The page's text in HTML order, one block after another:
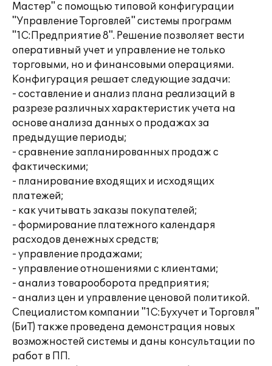
Мастер" с помощью типовой конфигурации
"Управление Торговлей" системы программ
"1С:Предприятие 8". Решение позволяет вести
оперативный учет и управление не только
торговыми, но и финансовыми операциями.
Конфигурация решает следующие задачи:
- составление и анализ плана реализаций в
разрезе различных характеристик учета на
основе анализа данных о продажах за
предыдущие периоды;
- сравнение запланированных продаж с
фактическими;
- планирование входящих и исходящих
платежей;
- как учитывать заказы покупателей;
- формирование платежного календаря
расходов денежных средств;
- управление продажами;
- управление отношениями с клиентами;
- анализ товарооборота предприятия;
- анализ цен и управление ценовой политикой.
Специалистом компании "1С:Бухучет и Торговля"
(БиТ) также проведена демонстрация новых
возможностей системы и даны консультации по
работ в ПП.